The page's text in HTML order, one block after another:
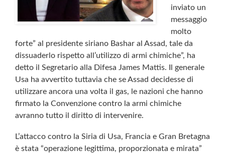
inviato un
messaggio
molto
forte” al presidente siriano Bashar al Assad, tale da
dissuaderlo rispetto all’utilizzo di armi chimiche”, ha
detto il Segretario alla Difesa James Mattis. Il generale
Usa ha avvertito tuttavia che se Assad decidesse di
utilizzare ancora una volta il gas, le nazioni che hanno
firmato la Convenzione contro la armi chimiche
avranno tutto il diritto di intervenire.
L’attacco contro la Siria di Usa, Francia e Gran Bretagna
è stata “operazione legittima, proporzionata e mirata”